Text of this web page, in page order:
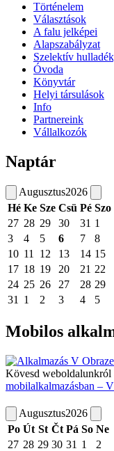
Történelem
Választások
A falu jelképei
Alapszabályzat
Szelektív
Óvoda
Könyvtár
Helyi társulások
Info
Partnereink
Vállalkozók
Naptár
Augusztus2026
Hé Ke Sze Csü Pé Szo
27 28 29 30 31 1
3
4 5 6 7 8
10 11 12 13 14 15
17 18 19 20 21 22
24 25 26 27 28 29
31
1 2 3 4 5
Mobilos
Kövesd weboldalunkról
mobilalkalmazásban –
Augusztus2026
Po Út St Čt Pá So Ne
27 28 29 30 31 1
2